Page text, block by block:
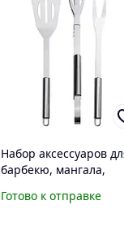
Набор аксессуаров
барбекю, мангала,
40х10х5 см
Готово к отправке